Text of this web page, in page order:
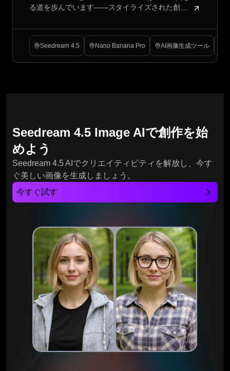
リエイティブワークフローに本当に合
っているのか？
る道を歩んでいます——スタイライズされた創造
なAIモデルを選ぶ方法はこちらです。
Seedream 4.5 Nano Banana Pro AI画像生成ツール
Seedream 4.5 Image AIで創作を始
めよう
Seedream 4.5 AIでクリエイティビティを解放し、今す
ぐ美しい画像を生成しましょう。
今すぐ試す